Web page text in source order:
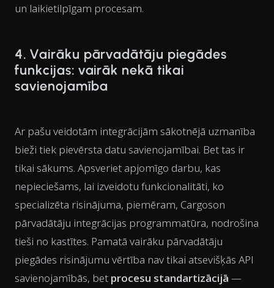
un laikietilpīgam procesam.
4. Vairāku pārvadātāju piegādes
funkcijas: vairāk nekā tikai
savienojamība
Ar pašu veidotām integrācijām sākotnējā uzmanība
bieži tiek pievērsta datu savienojamībai. Bet tas ir
tikai sākums. Apsveriet apjomīgo darbu, kas
nepieciešams, lai izveidotu funkcionalitāti, ko
specializēta risinājuma, piemēram, Cargoson
pārvadātāju integrācijas programmatūra, nodrošina
tieši no kastītes. Pamatā vairāku pārvadātāju
piegādes risinājumu vērtība nav tikai atsevišķās API
savienojamībās, bet procesu standartizācijā —